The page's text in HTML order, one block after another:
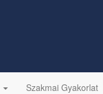
Szakmai Gyakorlat